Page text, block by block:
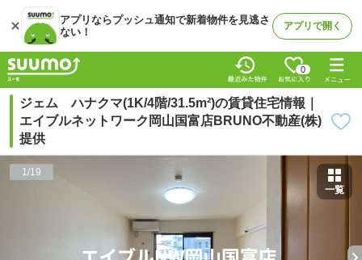
アプリならプッシュ通知で新着物件を見逃さ
ない！
アプリで開く
0
ジェム ハナクマ(1K/4階/31.5m²)の賃貸住宅情報｜
エイブルネットワーク岡山国富店BRUNO不動産(株)
提供
1/19
一覧